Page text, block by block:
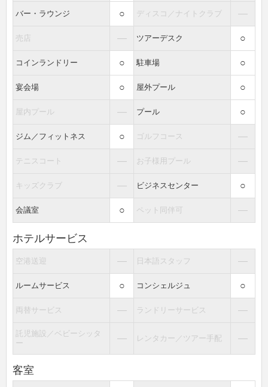
バー・ラウンジ ○ ディスコ／ナイトクラブ ―
売店 ― ツアーデスク ○
コインランドリー ○ 駐車場 ○
宴会場 ○ 屋外プール ○
屋内プール ― プール ○
ジム／フィットネス ○ ゴルフコース ―
テニスコート ― お子様用プール ―
キッズクラブ ― ビジネスセンター ○
会議室 ○ ペット同伴可 ―
ホテルサービス
空港送迎 ― 日本語スタッフ ―
ルームサービス ○ コンシェルジュ ○
両替サービス ― ランドリーサービス ―
託児施設／ベビーシッタ
ー
― レンタカー／ツアー手配 ―
客室